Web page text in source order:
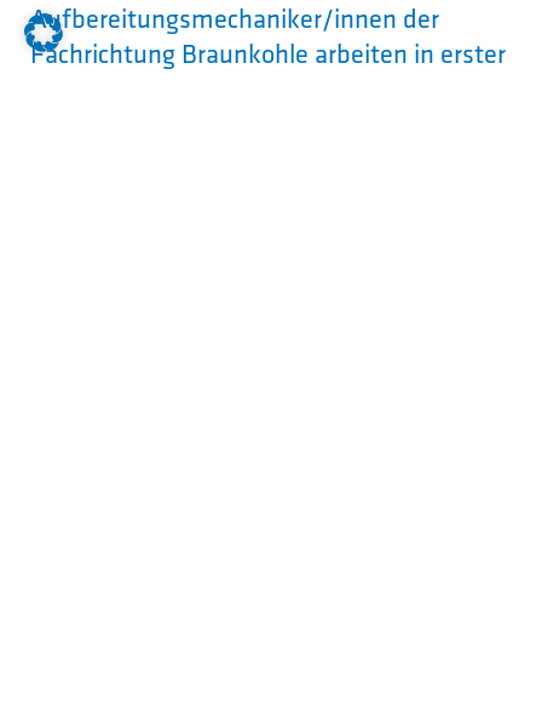
Aufbereitungsmechaniker/innen der
Fachrichtung Braunkohle arbeiten in erster